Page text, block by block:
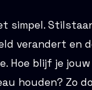
simpel.
verandert en
Hoe blijf je
houden? Zo